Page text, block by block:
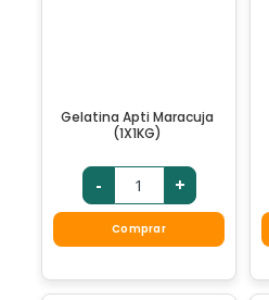
Gelatina Apti Maracuja
(1X1KG)
- +
Comprar